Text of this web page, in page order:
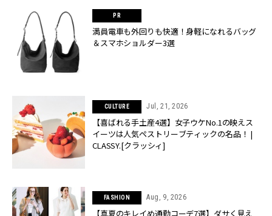
満員電車も外回りも快適！身軽になれるバッグ
＆スマホショルダー3選
CULTURE Jul, 21, 2026
【喜ばれる手土産4選】女子ウケNo.1の映えス
イーツは人気ペストリーブティックの名品！ |
CLASSY.[クラッシィ]
FASHION Aug, 9, 2026
【真夏のキレイめ通勤コーデ7選】ダサく見え